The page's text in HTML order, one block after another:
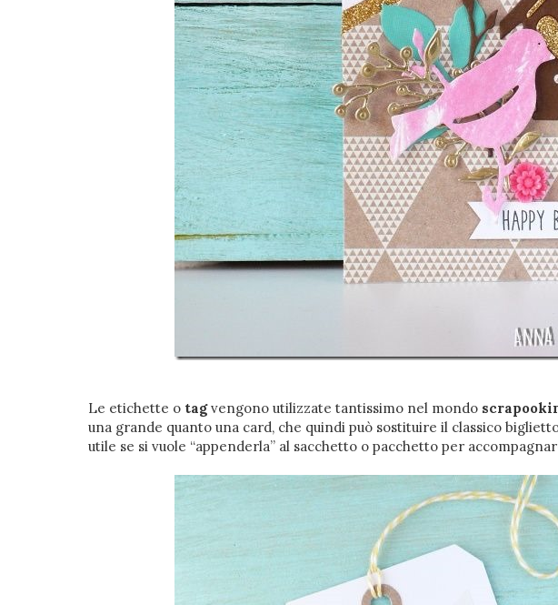
Le etichette o tagvengono utilizzate tantissimo nel mondo
una grande quanto una card, che quindi può sostituire il classico
utile se si vuole “appenderla” al sacchetto o pacchetto per